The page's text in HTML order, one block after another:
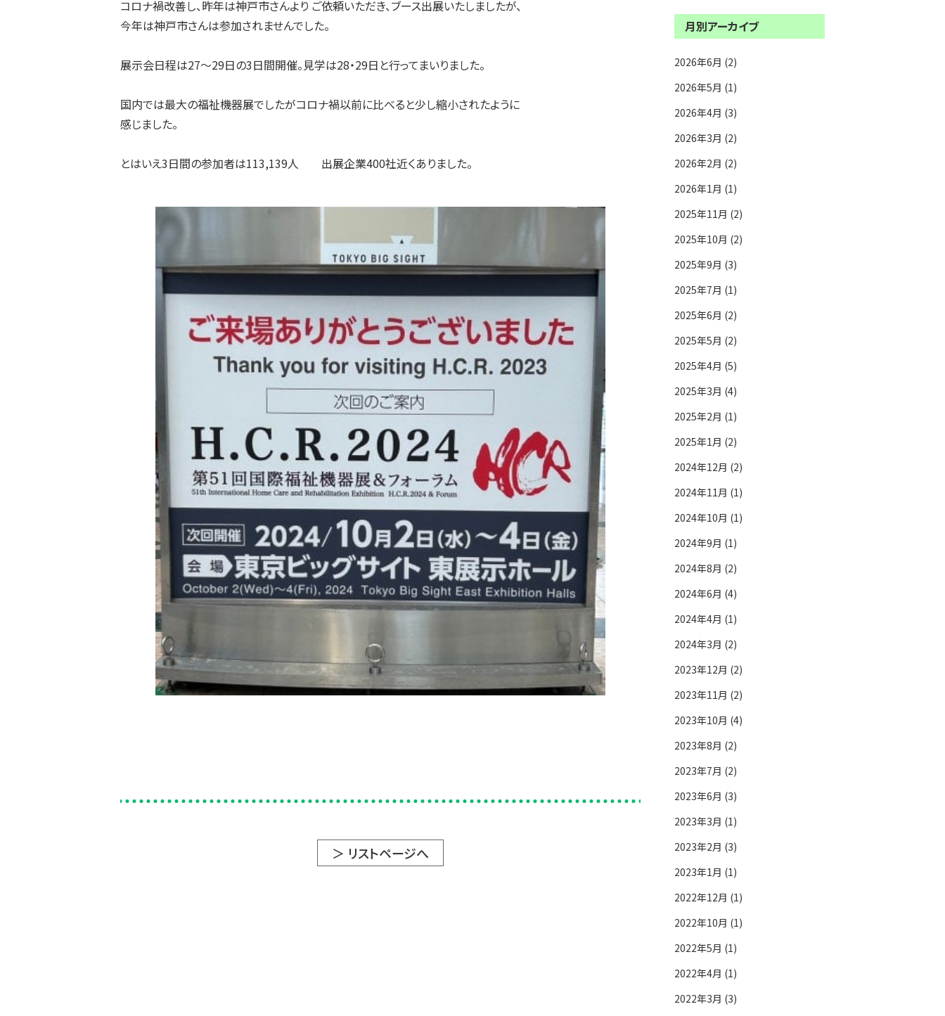
月別アーカイブ
2026年6月 (2)
2026年5月 (1)
2026年4月 (3)
2026年3月 (2)
2026年2月 (2)
2026年1月 (1)
2025年11月 (2)
2025年10月 (2)
2025年9月 (3)
2025年7月 (1)
2025年6月 (2)
2025年5月 (2)
2025年4月 (5)
2025年3月 (4)
2025年2月 (1)
2025年1月 (2)
2024年12月 (2)
2024年11月 (1)
2024年10月 (1)
2024年9月 (1)
2024年8月 (2)
2024年6月 (4)
2024年4月 (1)
2024年3月 (2)
2023年12月 (2)
2023年11月 (2)
2023年10月 (4)
2023年8月 (2)
2023年7月 (2)
2023年6月 (3)
2023年3月 (1)
2023年2月 (3)
2023年1月 (1)
2022年12月 (1)
2022年10月 (1)
2022年5月 (1)
2022年4月 (1)
2022年3月 (3)
コロナ禍改善し、昨年は神戸市さんより ご依頼いただき、ブース出展いたしましたが、
今年は神戸市さんは参加されませんでした。
展示会日程は27～29日の3日間開催。見学は28・29日と行ってまいりました。
国内では最大の福祉機器展でしたがコロナ禍以前に比べると少し縮小されたように
感じました。
とはいえ3日間の参加者は113,139人 出展企業400社近くありました。
＞ リストページへ